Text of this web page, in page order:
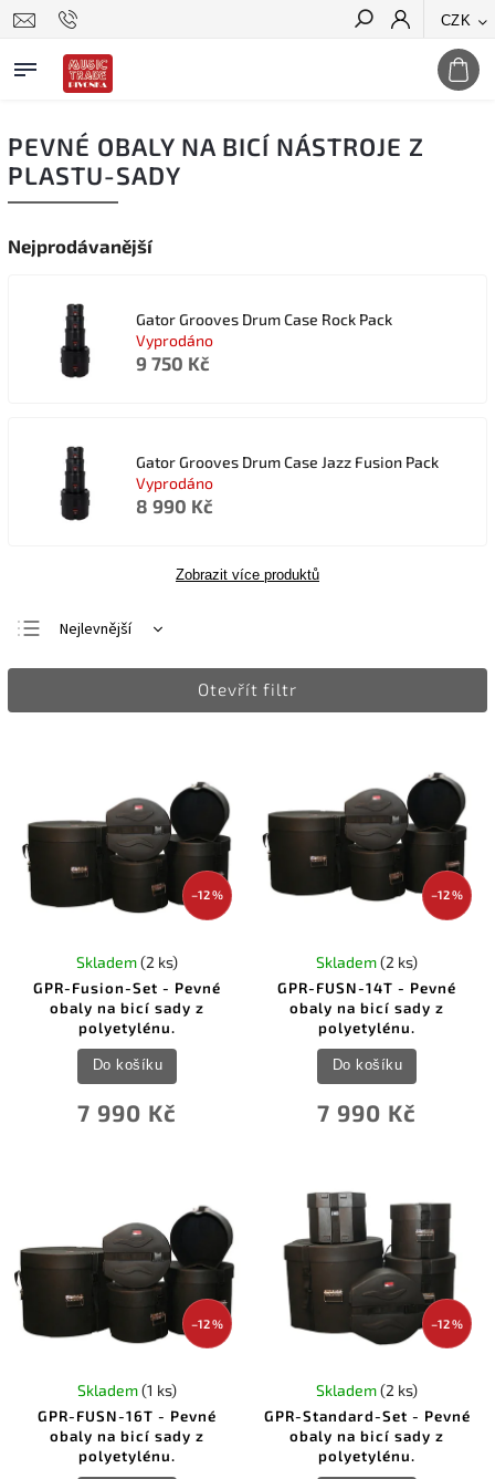
CZK
Hledat
PEVNÉ OBALY NA BICÍ NÁSTROJE Z
PLASTU-SADY
Nejprodávanější
Gator Grooves Drum Case Rock Pack
Vyprodáno
9 750 Kč
Gator Grooves Drum Case Jazz Fusion Pack
Vyprodáno
8 990 Kč
Zobrazit více produktů
Nejlevnější
Nejdražší
Otevřít filtr
–12 %
GPR-Fusion-Set - Pevné
obaly na bicí sady z
polyetylénu.
Skladem(2 ks)
7 990 Kč
Do košíku
–12 %
GPR-FUSN-14T - Pevné
obaly na bicí sady z
polyetylénu.
Skladem(2 ks)
7 990 Kč
Do košíku
–12 %
GPR-FUSN-16T - Pevné
obaly na bicí sady z
polyetylénu.
Skladem(1 ks)
–12 %
GPR-Standard-Set - Pevné
obaly na bicí sady z
polyetylénu.
Skladem(2 ks)